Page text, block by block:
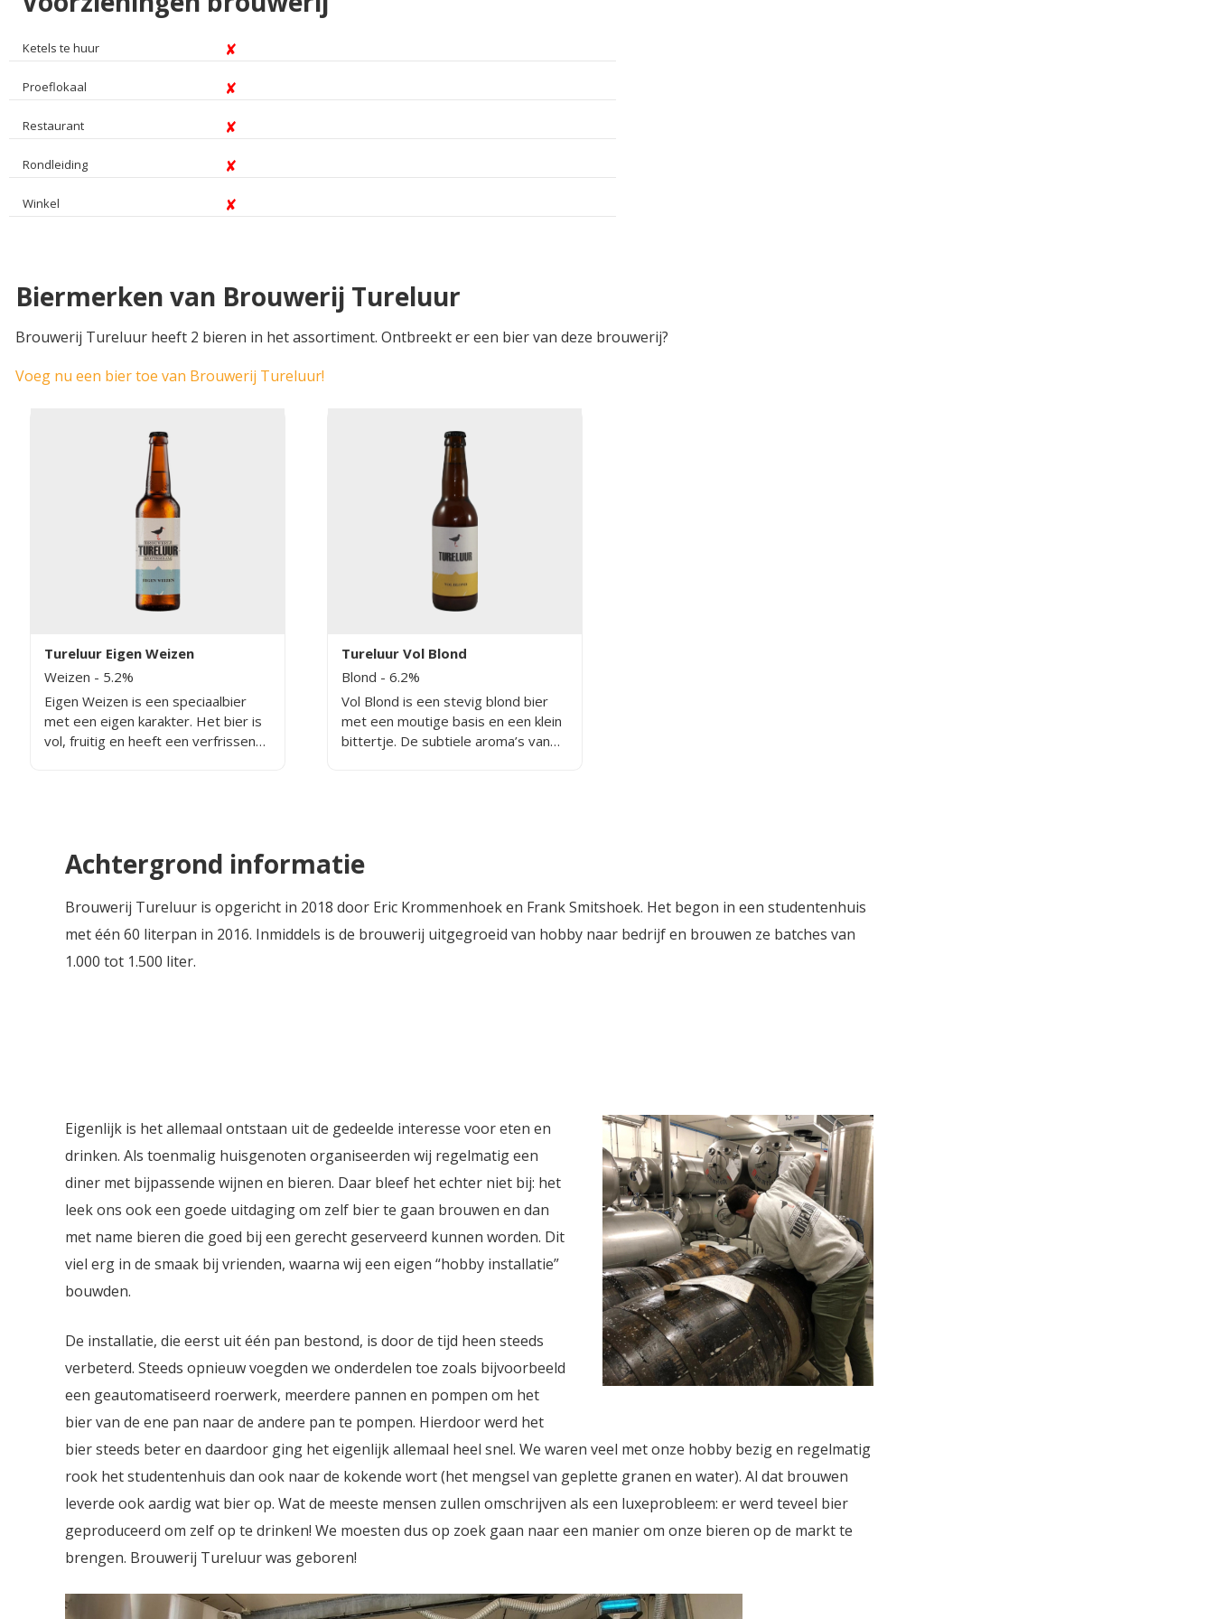
Ketels te huur
Proeflokaal
Restaurant
Rondleiding
Winkel
Biermerken van Brouwerij Tureluur
Brouwerij Tureluur heeft 2 bieren in het assortiment. Ontbreekt er een bier van deze brouwerij?
Voeg nu een bier toe van Brouwerij Tureluur!
Tureluur Eigen Weizen
Weizen - 5.2%
Eigen Weizen is een speciaalbier
met een eigen karakter. Het bier is
vol, fruitig en heeft een verfrissend
Tureluur Vol Blond
Blond - 6.2%
Vol Blond is een stevig blond bier
met een moutige basis en een klein
bittertje. De subtiele aroma’s van
toegankelijke keuze is voor
liefhebbers van blond bier.
Achtergrond informatie
Brouwerij Tureluur is opgericht in 2018 door Eric Krommenhoek en Frank Smitshoek. Het begon in een studentenhuis
met één 60 literpan in 2016. Inmiddels is de brouwerij uitgegroeid van hobby naar bedrijf en brouwen ze batches van
1.000 tot 1.500 liter.
Eigenlijk is het allemaal ontstaan uit de gedeelde interesse voor eten en
drinken. Als toenmalig huisgenoten organiseerden wij regelmatig een
diner met bijpassende wijnen en bieren. Daar bleef het echter niet bij: het
leek ons ook een goede uitdaging om zelf bier te gaan brouwen en dan
met name bieren die goed bij een gerecht geserveerd kunnen worden. Dit
viel erg in de smaak bij vrienden, waarna wij een eigen “hobby installatie”
bouwden.
De installatie, die eerst uit één pan bestond, is door de tijd heen steeds
verbeterd. Steeds opnieuw voegden we onderdelen toe zoals bijvoorbeeld
een geautomatiseerd roerwerk, meerdere pannen en pompen om het
bier van de ene pan naar de andere pan te pompen. Hierdoor werd het
bier steeds beter en daardoor ging het eigenlijk allemaal heel snel. We waren veel met onze hobby bezig en regelmatig
rook het studentenhuis dan ook naar de kokende wort (het mengsel van geplette granen en water). Al dat brouwen
leverde ook aardig wat bier op. Wat de meeste mensen zullen omschrijven als een luxeprobleem: er werd teveel bier
geproduceerd om zelf op te drinken! We moesten dus op zoek gaan naar een manier om onze bieren op de markt te
brengen. Brouwerij Tureluur was geboren!